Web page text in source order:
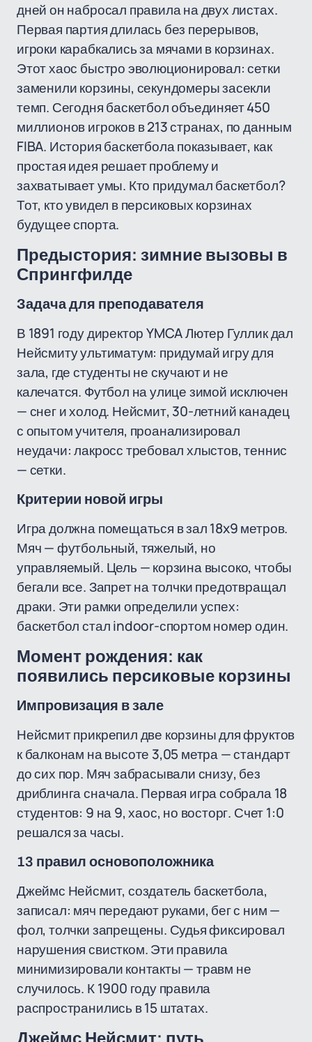
дней он набросал правила на двух листах.
Первая партия длилась без перерывов,
игроки карабкались за мячами в корзинах.
Этот хаос быстро эволюционировал: сетки
заменили корзины, секундомеры засекли
темп. Сегодня баскетбол объединяет 450
миллионов игроков в 213 странах, по данным
FIBA. История баскетбола показывает, как
простая идея решает проблему и
захватывает умы. Кто придумал баскетбол?
Тот, кто увидел в персиковых корзинах
будущее спорта.
Предыстория: зимние вызовы в
Спрингфилде
Задача для преподавателя
В 1891 году директор YMCA Лютер Гуллик дал
Нейсмиту ультиматум: придумай игру для
зала, где студенты не скучают и не
калечатся. Футбол на улице зимой исключен
— снег и холод. Нейсмит, 30-летний канадец
с опытом учителя, проанализировал
неудачи: лакросс требовал хлыстов, теннис
— сетки.
Критерии новой игры
Игра должна помещаться в зал 18x9 метров.
Мяч — футбольный, тяжелый, но
управляемый. Цель — корзина высоко, чтобы
бегали все. Запрет на толчки предотвращал
драки. Эти рамки определили успех:
баскетбол стал indoor-спортом номер один.
Момент рождения: как
появились персиковые корзины
Импровизация в зале
Нейсмит прикрепил две корзины для фруктов
к балконам на высоте 3,05 метра — стандарт
до сих пор. Мяч забрасывали снизу, без
дриблинга сначала. Первая игра собрала 18
студентов: 9 на 9, хаос, но восторг. Счет 1:0
решался за часы.
13 правил основоположника
Джеймс Нейсмит, создатель баскетбола,
записал: мяч передают руками, бег с ним —
фол, толчки запрещены. Судья фиксировал
нарушения свистком. Эти правила
минимизировали контакты — травм не
случилось. К 1900 году правила
распространились в 15 штатах.